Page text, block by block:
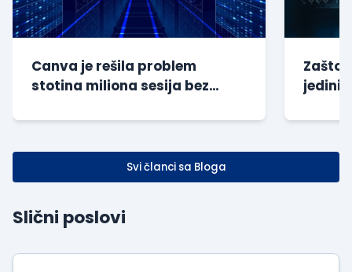
Canva je rešila problem
stotina miliona sesija bez
Zašto
jedini
Svi članci sa Bloga
Slični poslovi